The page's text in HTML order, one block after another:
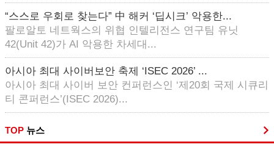
“스스로 우회로 찾는다” 中 해커 ‘딥시크’ 악용한...
팔로알토 네트웍스의 위협 인텔리전스 연구팀 유닛
42(Unit 42)가 AI 악용한 차세대...
아시아 최대 사이버보안 축제 ‘ISEC 2026’ ...
아시아 최대 사이버 보안 컨퍼런스인 ‘제20회 국제 시큐리
티 콘퍼런스’(ISEC 2026)...
TOP 뉴스